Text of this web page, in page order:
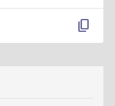
content_copy